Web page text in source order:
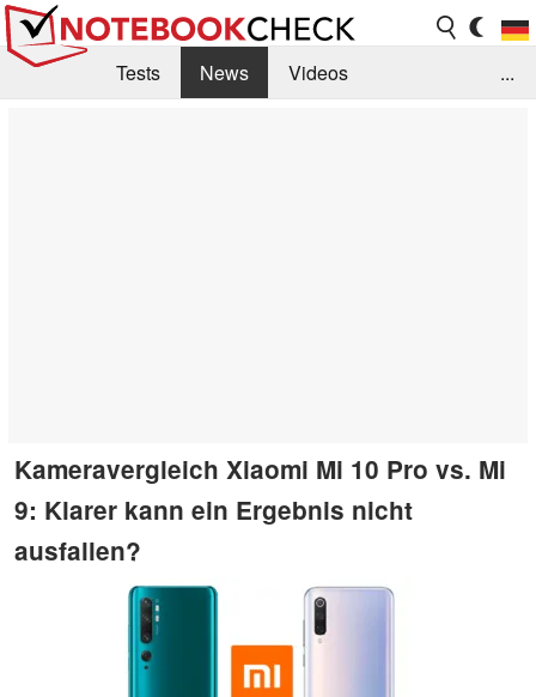
Tests News
Videos
...
Kameravergleich Xiaomi Mi 10 Pro vs. Mi
9: Klarer kann ein Ergebnis nicht
ausfallen?